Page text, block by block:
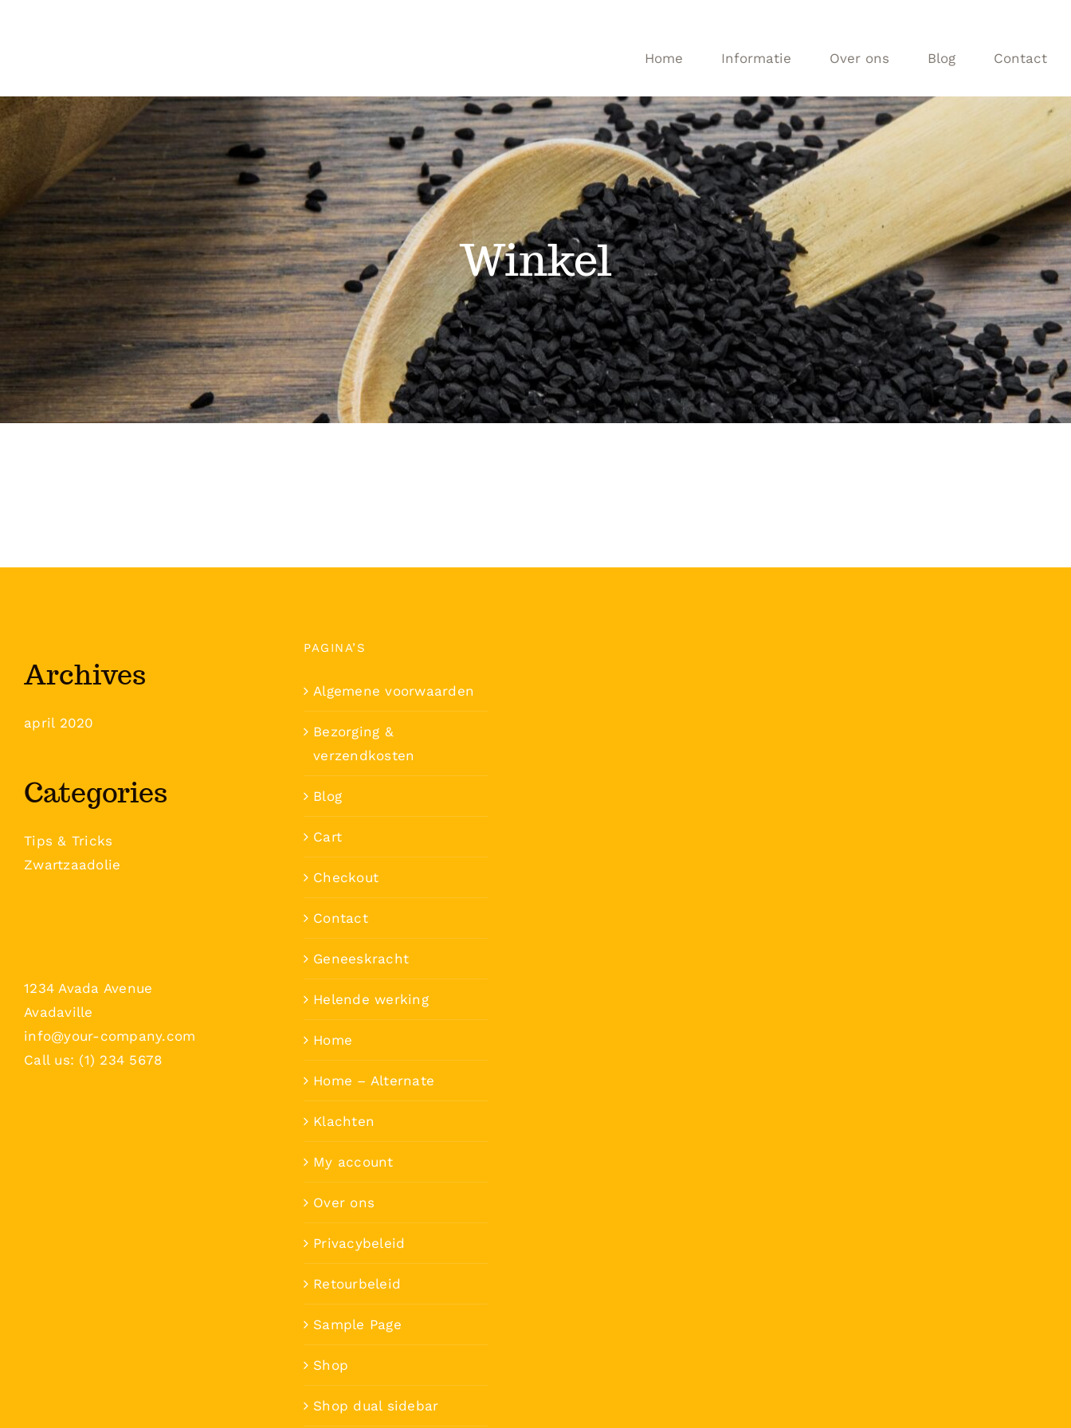
Home Informatie Over ons Blog Contact
Winkel
Archives
april 2020
Categories
Tips & Tricks
Zwartzaadolie
1234 Avada Avenue
Avadaville
info@your-company.com
Call us: (1) 234 5678
PAGINA’S
Algemene voorwaarden
Bezorging &
verzendkosten
Blog
Cart
Checkout
Contact
Geneeskracht
Helende werking
Home
Home – Alternate
Klachten
My account
Over ons
Privacybeleid
Retourbeleid
Sample Page
Shop
Shop dual sidebar